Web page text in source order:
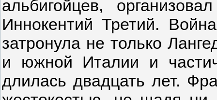
альбигойцев,
Иннокентий Третий.
затронула не только
и южной Италии и
длилась двадцать лет.